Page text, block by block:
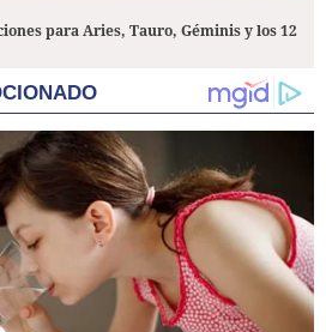
para Aries, Tauro, Géminis y los 12